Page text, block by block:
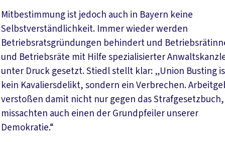
Mitbestimmung ist jedoch auch in Bayern keine
Selbstverständlichkeit. Immer wieder werden
Betriebsratsgründungen behindert und
und Betriebsräte mit Hilfe spezialisierter
unter Druck gesetzt. Stiedl stellt klar: „Union Busting
kein Kavaliersdelikt, sondern ein Verbrechen.
verstoßen damit nicht nur gegen das
missachten auch einen der Grundpfeiler unserer
Demokratie.“